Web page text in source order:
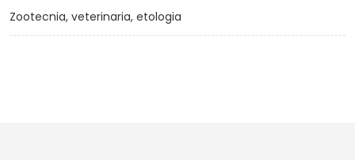
Zootecnia, veterinaria, etologia